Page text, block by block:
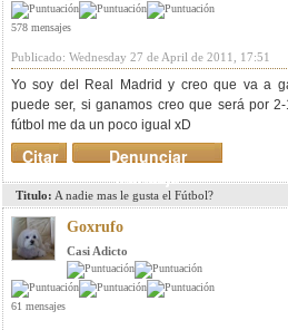
578 mensajes
Publicado: Wednesday 27 de April de 2011, 17:51
Yo soy del Real Madrid y creo que va a
puede ser, si ganamos creo que será por
fútbol me da un poco igual xD
Denunciar
mensaje
Citar
Titulo: A nadie mas le gusta el Fútbol?
Goxrufo
Casi Adicto
61 mensajes